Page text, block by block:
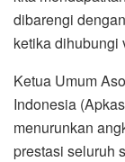
dibarengi
ketika dihubungi
Ketua Umum
Indonesia
menurunkan
prestasi seluruh